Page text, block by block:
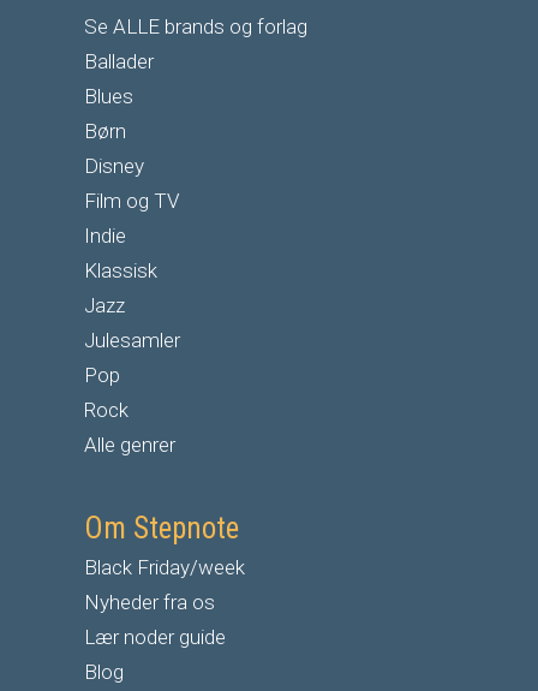
Se ALLE brands og forlag
Ballader
Blues
Børn
Disney
Film og TV
Indie
Klassisk
Jazz
Julesamler
Pop
Rock
Alle genrer
Om Stepnote
Black Friday/week
Nyheder fra os
Lær noder guide
Blog